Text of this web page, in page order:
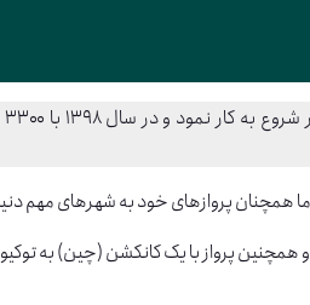
و همچنین پرواز با یک کانکشن (چین) بهتوکیو